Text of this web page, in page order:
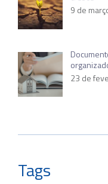
9 de
23 de
Tags